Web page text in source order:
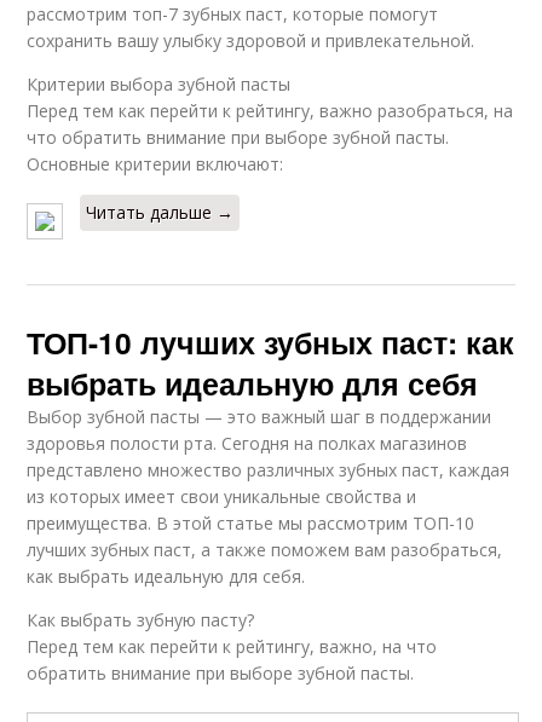
рассмотрим топ-7 зубных паст, которые помогут
сохранить вашу улыбку здоровой и привлекательной.
Критерии выбора зубной пасты
Перед тем как перейти к рейтингу, важно разобраться, на
что обратить внимание при выборе зубной пасты.
Основные критерии включают:
Читать дальше →
ТОП-10 лучших зубных паст: как
выбрать идеальную для себя
Выбор зубной пасты — это важный шаг в поддержании
здоровья полости рта. Сегодня на полках магазинов
представлено множество различных зубных паст, каждая
из которых имеет свои уникальные свойства и
преимущества. В этой статье мы рассмотрим ТОП-10
лучших зубных паст, а также поможем вам разобраться,
как выбрать идеальную для себя.
Как выбрать зубную пасту?
Перед тем как перейти к рейтингу, важно, на что
обратить внимание при выборе зубной пасты.